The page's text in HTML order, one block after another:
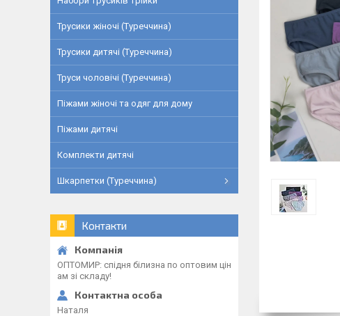
Трусики жіночі (Туреччина)
Трусики дитячі (Туреччина)
Труси чоловічі (Туреччина)
Піжами жіночі та одяг для дому
Піжами дитячі
Комплекти дитячі
Шкарпетки (Туреччина)
Контакти
ОПТОМИР: спідня білизна по оптовим цін
ам зі складу!
Наталя